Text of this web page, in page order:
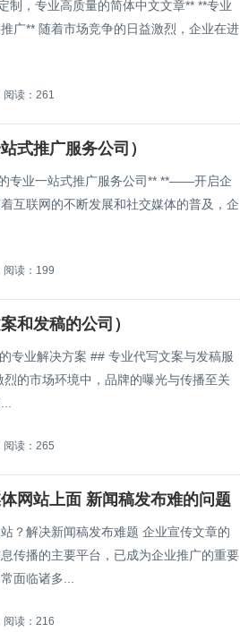
专业高质量的简体中文文章** **专业
企业在进
阅读：261
式推广服务公司）
站式推广服务公司** **——开启企
阅读：199
和发稿的公司）
业代写文案与发稿服
阅读：265
网站上面 新闻稿发布难的问题
稿发布难题 企业宣传文章的
传播的主要平台，已成为企业推广的重要
面临诸多...
阅读：216